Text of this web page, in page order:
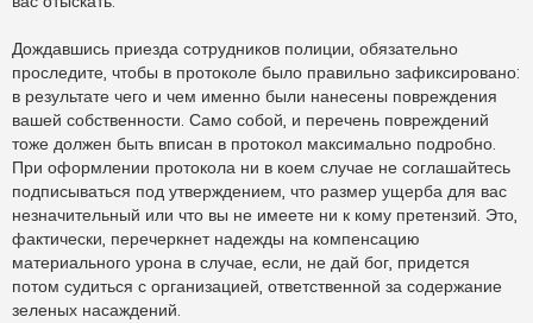
Дождавшись приезда сотрудников полиции, обязательно
проследите, чтобы в протоколе было правильно зафиксировано:
в результате чего и чем именно были нанесены повреждения
вашей собственности. Само собой, и перечень повреждений
тоже должен быть вписан в протокол максимально подробно.
При оформлении протокола ни в коем случае не соглашайтесь
подписываться под утверждением, что размер ущерба для вас
незначительный или что вы не имеете ни к кому претензий. Это,
фактически, перечеркнет надежды на компенсацию
материального урона в случае, если, не дай бог, придется
потом судиться с организацией, ответственной за содержание
зеленых насаждений.